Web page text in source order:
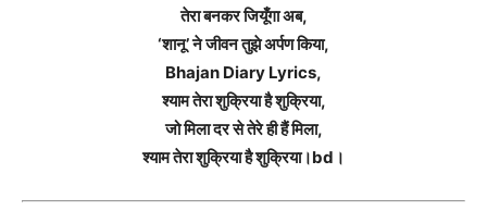
तेरा बनकर जियूँगा अब,
‘शानू’ ने जीवन तुझे अर्पण किया,
Bhajan Diary Lyrics,
श्याम तेरा शुक्रिया है शुक्रिया,
जो मिला दर से तेरे ही हैं मिला,
श्याम तेरा शुक्रिया है शुक्रिया।bd।